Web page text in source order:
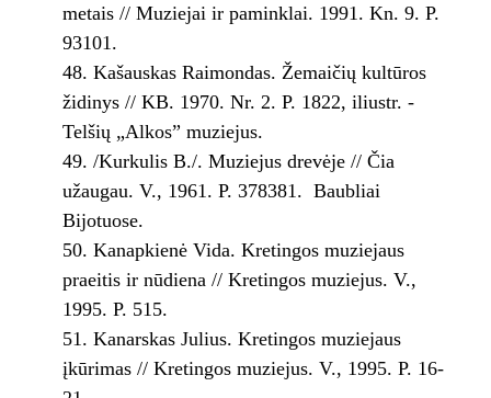
metais // Muziejai ir paminklai. 1991. Kn. 9. P.
93­101.
Kašauskas Raimondas. Žemaičių kultūros
židinys // KB. 1970. Nr. 2. P. 18­22, iliustr. ­
Telšių „Alkos” muziejus.
/Kurkulis B./. Muziejus drevėje // Čia
užaugau. V., 1961. P. 378­381. ­ Baubliai
Bijotuose.
Kanapkienė Vida. Kretingos muziejaus
praeitis ir nūdiena // Kretingos muziejus. V.,
1995. P. 5­15.
Kanarskas Julius. Kretingos muziejaus
įkūrimas // Kretingos muziejus. V., 1995. P. 16­